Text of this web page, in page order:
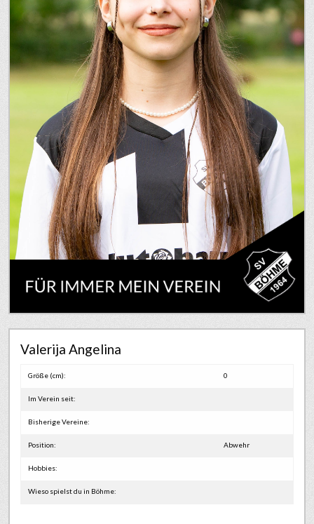
Valerija Angelina
Größe (cm): 0
Im Verein seit:
Bisherige Vereine:
Position: Abwehr
Hobbies:
Wieso spielst du in Böhme: